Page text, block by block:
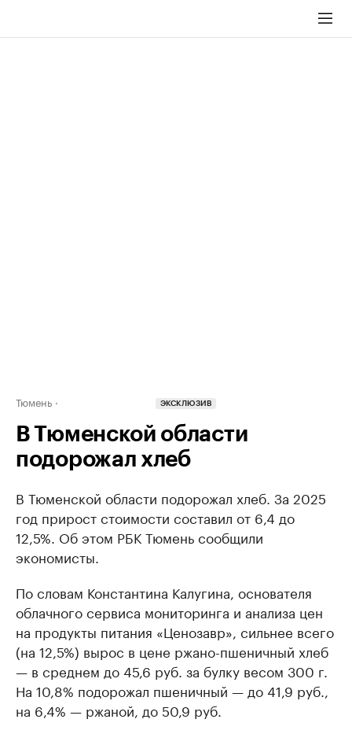
Тюмень ЭКСКЛЮЗИВ
В Тюменской области
подорожал хлеб
В Тюменской области подорожал хлеб. За 2025
год прирост стоимости составил от 6,4 до
12,5%. Об этом РБК Тюмень сообщили
экономисты.
По словам Константина Калугина, основателя
облачного сервиса мониторинга и анализа цен
на продукты питания «Ценозавр», сильнее всего
(на 12,5%) вырос в цене ржано-пшеничный хлеб
— в среднем до 45,6 руб. за булку весом 300 г.
На 10,8% подорожал пшеничный — до 41,9 руб.,
на 6,4% — ржаной, до 50,9 руб.